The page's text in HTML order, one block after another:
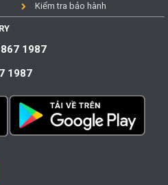
Kiểm tra bảo hành
1987
1987